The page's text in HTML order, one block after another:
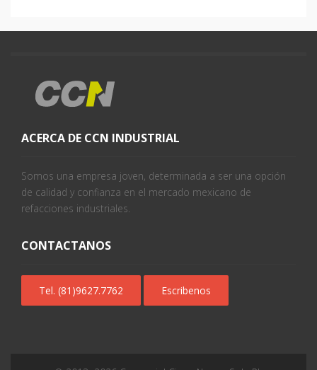
ACERCA DE CCN INDUSTRIAL
Somos una empresa joven, determinada a ser una opción
de calidad y confianza en el mercado mexicano de
refacciones industriales.
CONTACTANOS
Tel. (81)9627.7762 Escribenos